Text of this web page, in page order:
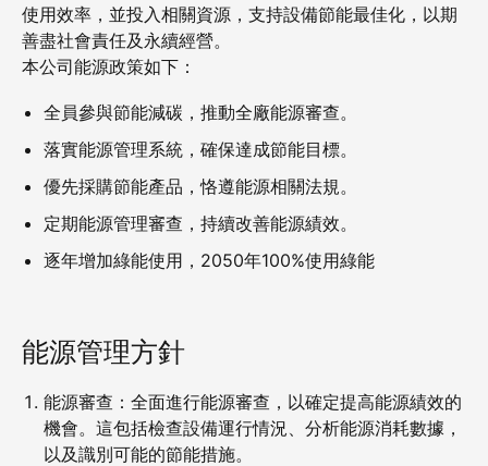
使用效率，並投入相關資源，支持設備節能最佳化，以期
善盡社會責任及永續經營。
本公司能源政策如下：
全員參與節能減碳，推動全廠能源審查。
落實能源管理系統，確保達成節能目標。
優先採購節能產品，恪遵能源相關法規。
定期能源管理審查，持續改善能源績效。
逐年增加綠能使用，2050年100%使用綠能
能源管理方針
能源審查：全面進行能源審查，以確定提高能源績效的
機會。這包括檢查設備運行情況、分析能源消耗數據，
以及識別可能的節能措施。